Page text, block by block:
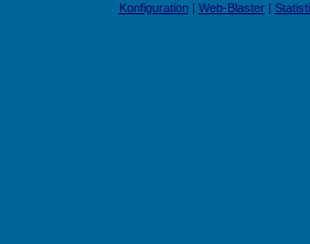
Konfiguration| Web-Blaster|